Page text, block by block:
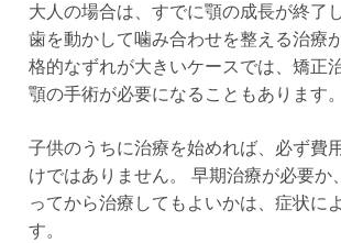
大人の場合は、すでに顎の成長が終了
歯を動かして噛み合わせを整える治療
格的なずれが大きいケースでは、矯正
顎の手術が必要になることもあります。
子供のうちに治療を始めれば、必ず費
けではありません。 早期治療が必要か
ってから治療してもよいかは、症状に
す。